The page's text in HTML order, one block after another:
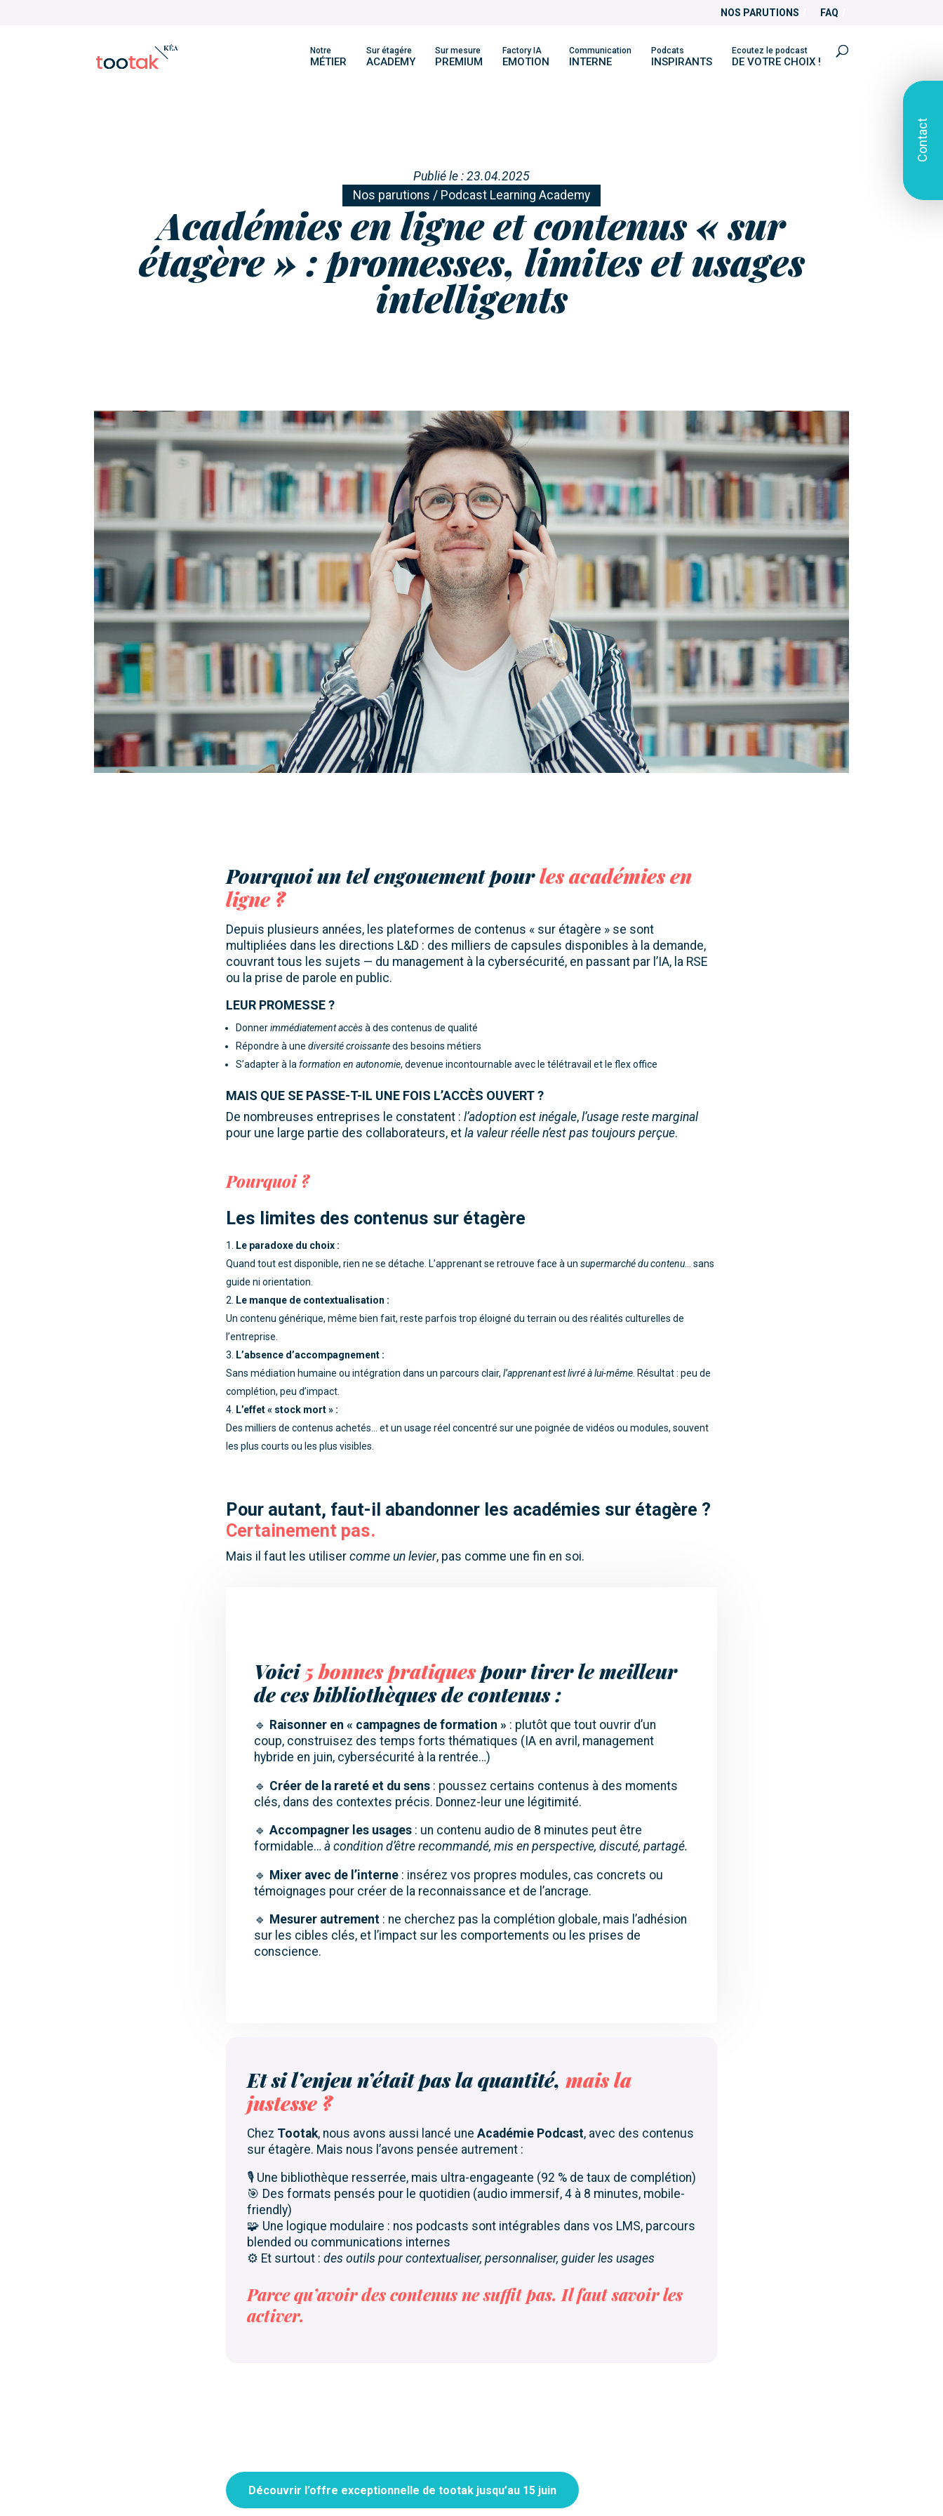
NOS PARUTIONS FAQ
Notre
MÉTIER
Sur étagére
ACADEMY
Sur mesure
PREMIUM
Factory IA
EMOTION
Communication
INTERNE
Podcats
INSPIRANTS
Ecoutez le podcast
DE VOTRE CHOIX !
Publié le : 23.04.2025
Nos parutions / Podcast Learning Academy
Académies en ligne et contenus « sur
étagère » : promesses, limites et usages
intelligents
Pourquoi un tel engouement pourles académies en
ligne ?
Depuis plusieurs années, les plateformes de contenus « sur étagère » se sont
multipliées dans les directions L&D : des milliers de capsules disponibles à la demande,
couvrant tous les sujets — du management à la cybersécurité, en passant par l’IA, la RSE
ou la prise de parole en public.
LEUR PROMESSE ?
Donnerimmédiatement accèsà des contenus de qualité
Répondre à une diversité croissantedes besoins métiers
S’adapter à la formation en autonomie, devenue incontournable avec le télétravail et le flex office
MAIS QUE SE PASSE-T-IL UNE FOIS L’ACCÈS OUVERT ?
De nombreuses entreprises le constatent : l’adoption est inégale, l’usage reste marginal
pour une large partie des collaborateurs, et la valeur réelle n’est pas toujours perçue.
Pourquoi ?
Les limites des contenus sur étagère
Le paradoxe du choix :
Quand tout est disponible, rien ne se détache. L’apprenant se retrouve face à un supermarché du contenu … sans
guide ni orientation.
Le manque de contextualisation :
Un contenu générique, même bien fait, reste parfois trop éloigné du terrain ou des réalités culturelles de
l’entreprise.
L’absence d’accompagnement :
Sans médiation humaine ou intégration dans un parcours clair, l’apprenant est livré à lui-même . Résultat : peu de
complétion, peu d’impact.
L’effet « stock mort » :
Des milliers de contenus achetés… et un usage réel concentré sur une poignée de vidéos ou modules, souvent
les plus courts ou les plus visibles.
Pour autant, faut-il abandonner les académies sur étagère ?
Certainement pas.
Mais il faut les utiliser comme un levier, pas comme une fin en soi.
Voici5 bonnes pratiquespour tirer le meilleur
de ces bibliothèques de contenus :
🔹 Raisonner en « campagnes de formation » : plutôt que tout ouvrir d’un
coup, construisez des temps forts thématiques (IA en avril, management
hybride en juin, cybersécurité à la rentrée…)
🔹 Créer de la rareté et du sens : poussez certains contenus à des moments
clés, dans des contextes précis. Donnez-leur une légitimité.
🔹Accompagner les usages : un contenu audio de 8 minutes peut être
formidable…à condition d’être recommandé, mis en perspective, discuté, partagé.
🔹 Mixer avec de l’interne : insérez vos propres modules, cas concrets ou
témoignages pour créer de la reconnaissance et de l’ancrage.
🔹 Mesurer autrement : ne cherchez pas la complétion globale, mais l’adhésion
sur les cibles clés, et l’impact sur les comportements ou les prises de
conscience.
Et si l’enjeu n’était pas la quantité, mais la
justesse ?
Chez Tootak, nous avons aussi lancé une Académie Podcast, avec des contenus
sur étagère. Mais nous l’avons pensée autrement :
🎙 Une bibliothèque resserrée, mais ultra-engageante (92 % de taux de complétion)
🎯 Des formats pensés pour le quotidien (audio immersif, 4 à 8 minutes, mobile-
friendly)
🧩 Une logique modulaire : nos podcasts sont intégrables dans vos LMS, parcours
blended ou communications internes
⚙️ Et surtout : des outils pour contextualiser, personnaliser, guider les usages
Parce qu’avoir des contenus ne suffit pas. Il faut savoir les
activer.
Découvrir l’offre exceptionnelle de tootak jusqu’au 15 juin
Contact